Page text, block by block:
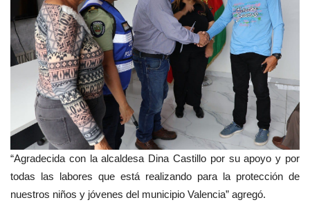
“Agradecida con la alcaldesa Dina Castillo por su apoyo y por
todas las labores que está realizando para la protección de
nuestros niños y jóvenes del municipio Valencia” agregó.